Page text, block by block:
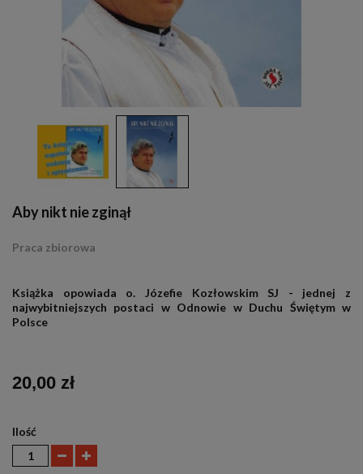
Aby nikt nie zginął
Praca zbiorowa
Książka opowiada o. Józefie Kozłowskim SJ - jednej z
najwybitniejszych postaci w Odnowie w Duchu Świętym w
Polsce
20,00 zł
Ilość